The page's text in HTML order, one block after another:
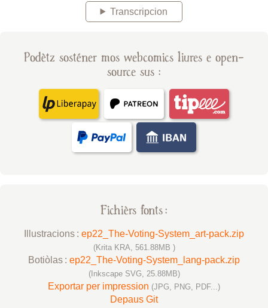
Transcripcion
Podètz sosténer mos webcomics liures e open-
source sus :
Fichièrs fonts :
Illustracions : ep22_The-Voting-System_art-pack.zip
(Krita KRA, 561.88MB )
Botiòlas : ep22_The-Voting-System_lang-pack.zip
(Inkscape SVG, 25.88MB)
Exportar per impression (JPG, PNG, PDF...)
Depaus Git